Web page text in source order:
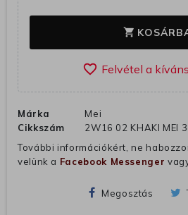
shopping_cart
favorite_border
Márka
Mei
Cikkszám
2W16 02 KHAKI MEI
További információkért, ne
velünk a Facebook Messenger
Megosztás